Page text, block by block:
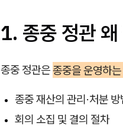
1. 종중 정관
종중 정관은종중을 운영하는
종중 재산의 관리·처분 방
회의 소집 및 결의 절차